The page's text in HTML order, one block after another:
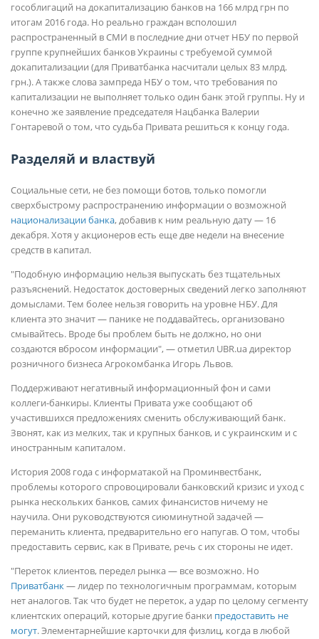
гособлигаций на докапитализацию банков на 166 млрд грн по
итогам 2016 года. Но реально граждан всполошил
распространенный в СМИ в последние дни отчет НБУ по первой
группе крупнейших банков Украины с требуемой суммой
докапитализации (для Приватбанка насчитали целых 83 млрд.
грн.). А также слова зампреда НБУ о том, что требования по
капитализации не выполняет только один банк этой группы. Ну и
конечно же заявление председателя Нацбанка Валерии
Гонтаревой о том, что судьба Привата решиться к концу года.
Разделяй и властвуй
Социальные сети, не без помощи ботов, только помогли
сверхбыстрому распространению информации о возможной
национализации банка, добавив к ним реальную дату — 16
декабря. Хотя у акционеров есть еще две недели на внесение
средств в капитал.
"Подобную информацию нельзя выпускать без тщательных
разъяснений. Недостаток достоверных сведений легко заполняют
домыслами. Тем более нельзя говорить на уровне НБУ. Для
клиента это значит — панике не поддавайтесь, организовано
смывайтесь. Вроде бы проблем быть не должно, но они
создаются вбросом информации", — отметил UBR.ua директор
розничного бизнеса Агрокомбанка Игорь Львов.
Поддерживают негативный информационный фон и сами
коллеги-банкиры. Клиенты Привата уже сообщают об
участившихся предложениях сменить обслуживающий банк.
Звонят, как из мелких, так и крупных банков, и с украинским и с
иностранным капиталом.
История 2008 года с информатакой на Проминвестбанк,
проблемы которого спровоцировали банковский кризис и уход с
рынка нескольких банков, самих финансистов ничему не
научила. Они руководствуются сиюминутной задачей —
переманить клиента, предварительно его напугав. О том, чтобы
предоставить сервис, как в Привате, речь с их стороны не идет.
"Переток клиентов, передел рынка — все возможно. Но
Приватбанк— лидер по технологичным программам, которым
нет аналогов. Так что будет не переток, а удар по целому сегменту
клиентских операций, которые другие банки предоставить не
могут. Элементарнейшие карточки для физлиц, когда в любой